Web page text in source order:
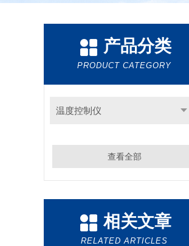
产品分类
PRODUCT CATEGORY
温度控制仪
查看全部
相关文章
RELATED ARTICLES